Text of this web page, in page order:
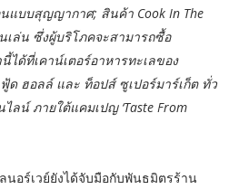
แบบสุญญากาศ; สินค้า Cook In The
เล่น ซึ่งผู้บริโภคจะสามารถซื้อ
ด้ที่เคาน์เตอร์อาหารทะเลของ
ฮอลล์ และ ท็อปส์ ซูเปอร์มาร์เก็ต ทั่ว
ลน์ ภายใต้แคมเปญ ‘Taste From
นอร์เวย์ยังได้จับมือกับพันธมิตรร้าน